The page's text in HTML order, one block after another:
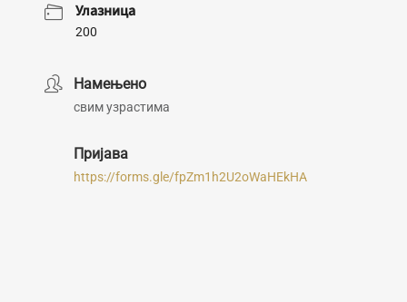
Улазница
200
Намењено
свим узрастима
Пријава
https://forms.gle/fpZm1h2U2oWaHEkHA